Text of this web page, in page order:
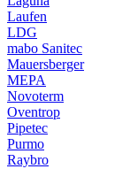
Laufen
LDG
mabo Sanitec
Mauersberger
MEPA
Novoterm
Oventrop
Pipetec
Purmo
Raybro